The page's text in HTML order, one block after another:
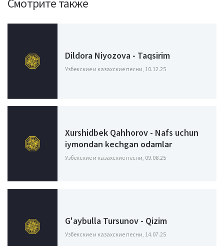
Смотрите также
Dildora Niyozova - Taqsirim
Узбекские и казахские песни, 10.12.25
Xurshidbek Qahhorov - Nafs uchun
iymondan kechgan odamlar
Узбекские и казахские песни, 09.08.25
G'aybulla Tursunov - Qizim
Узбекские и казахские песни, 14.07.25